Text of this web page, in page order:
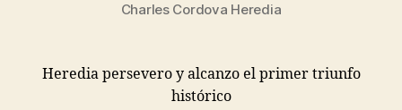
Charles Cordova Heredia
Heredia persevero y alcanzo el primer triunfo
histórico